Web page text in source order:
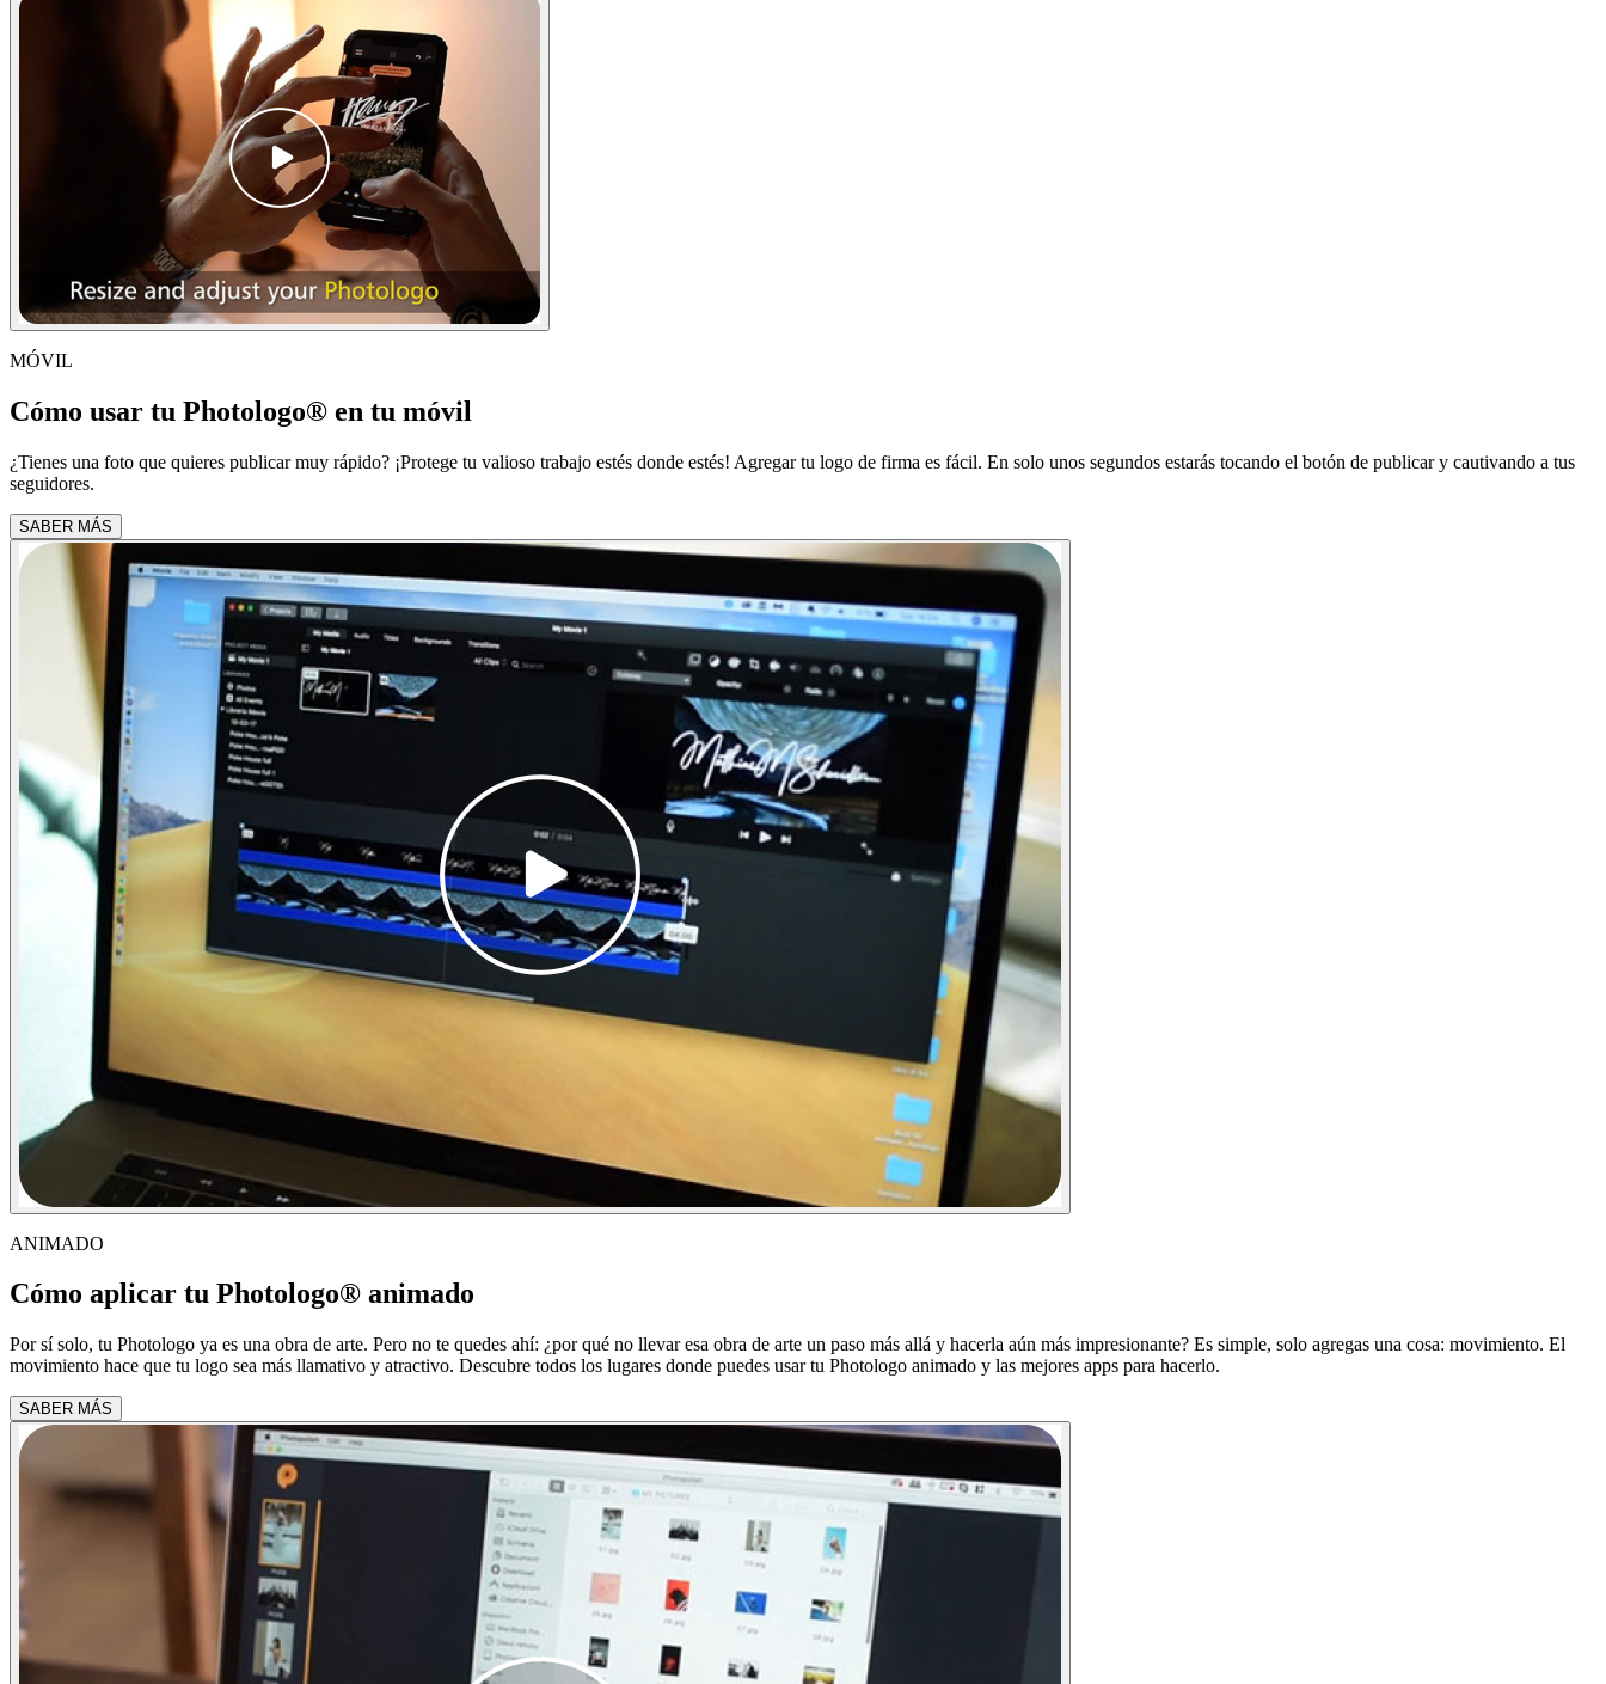
MÓVIL
Cómo usar tu Photologo® en tu móvil
¿Tienes una foto que quieres publicar muy rápido? ¡Protege tu valioso trabajo estés donde estés! Agregar tu logo de firma es fácil. En solo unos segundos estarás tocando el botón de publicar y cautivando a tus
seguidores.
SABER MÁS
ANIMADO
Cómo aplicar tu Photologo® animado
Por sí solo, tu Photologo ya es una obra de arte. Pero no te quedes ahí: ¿por qué no llevar esa obra de arte un paso más allá y hacerla aún más impresionante? Es simple, solo agregas una cosa: movimiento. El
movimiento hace que tu logo sea más llamativo y atractivo. Descubre todos los lugares donde puedes usar tu Photologo animado y las mejores apps para hacerlo.
SABER MÁS